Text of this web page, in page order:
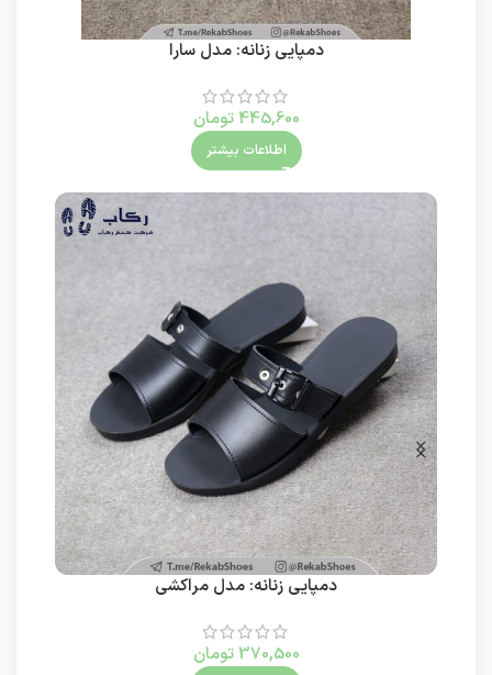
دمپایی زنانه: مدل سارا
445,600 تومان
اطلاعات بیشتر
دمپایی زنانه: مدل مراکشی
370,500 تومان